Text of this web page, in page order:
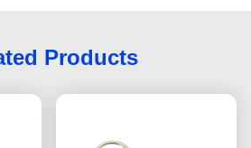
Products